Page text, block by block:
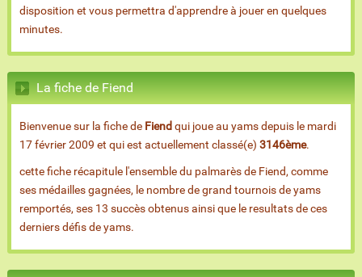
disposition et vous permettra d'apprendre à jouer en quelques
minutes.
La fiche de Fiend
Bienvenue sur la fiche de Fiend qui joue au yams depuis le mardi
17 février 2009 et qui est actuellement classé(e) 3146ème.
cette fiche récapitule l'ensemble du palmarès de Fiend, comme
ses médailles gagnées, le nombre de grand tournois de yams
remportés, ses 13 succès obtenus ainsi que le resultats de ces
derniers défis de yams.